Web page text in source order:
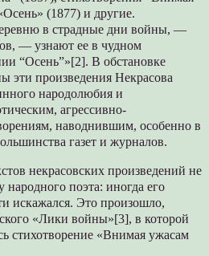
(1877) и другие.
в страдные дни войны, —
— узнают ее в чудном
“Осень”»[2]. В обстановке
эти произведения Некрасова
народолюбия и
агрессивно-
наводнившим, особенно в
газет и журналов.
некрасовских произведений не
народного поэта: иногда его
искажался. Это произошло,
«Лики войны»[3], в которой
стихотворение «Внимая ужасам